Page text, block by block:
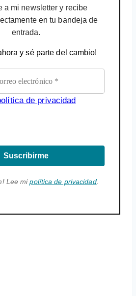
a mi newsletter y recibe
en tu bandeja de
entrada.
y sé parte del cambio!
de privacidad
Suscribirme
Lee mipolítica de privacidad.